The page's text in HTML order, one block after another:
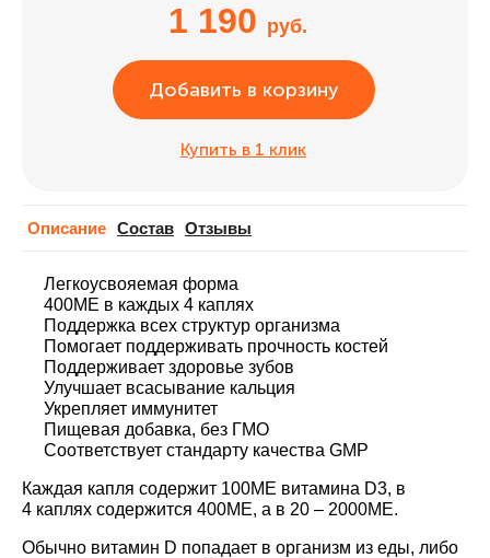
1 190 руб.
Добавить в корзину
Купить в 1 клик
Описание Cостав Отзывы
Легкоусвояемая форма
400МЕ в каждых 4 каплях
Поддержка всех структур организма
Помогает поддерживать прочность костей
Поддерживает здоровье зубов
Улучшает всасывание кальция
Укрепляет иммунитет
Пищевая добавка, без ГМО
Соответствует стандарту качества GMP
Каждая капля содержит 100МЕ витамина D3, в
4 каплях содержится 400МЕ, а в 20 – 2000МЕ.
Обычно витамин D попадает в организм из еды, либо